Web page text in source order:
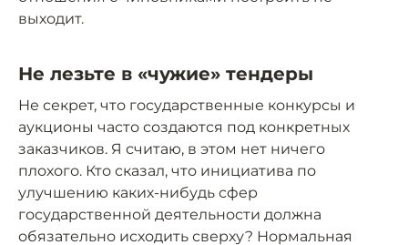
выходит.
Не лезьте в «чужие» тендеры
Не секрет, что государственные конкурсы и
аукционы часто создаются под конкретных
заказчиков. Я считаю, в этом нет ничего
плохого. Кто сказал, что инициатива по
улучшению каких-нибудь сфер
государственной деятельности должна
обязательно исходить сверху? Нормальная